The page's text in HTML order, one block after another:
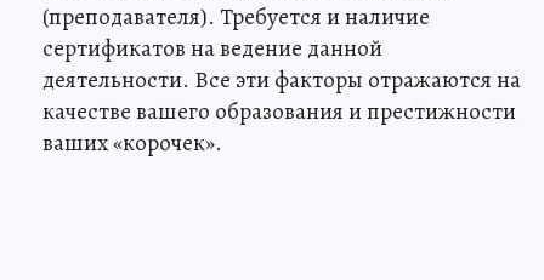
(преподавателя). Требуется и наличие
сертификатов на ведение данной
деятельности. Все эти факторы отражаются на
качестве вашего образования и престижности
ваших «корочек».